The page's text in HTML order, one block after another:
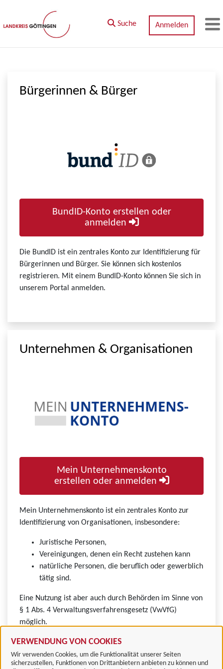
Zum Hauptinhalt springen
VERWENDUNG VON COOKIES
Wir verwenden Cookies, um die Funktionalität unserer Seiten
sicherzustellen, Funktionen von Drittanbietern anbieten zu können und
Suche Anmelden
Bürgerinnen & Bürger
BundID-Konto erstellen oder
anmelden
Die BundID ist ein zentrales Konto zur Identifizierung für
Bürgerinnen und Bürger. Sie können sich kostenlos
registrieren. Mit einem BundID-Konto können Sie sich in
unserem Portal anmelden.
Unternehmen & Organisationen
Mein Unternehmenskonto
erstellen oder anmelden
Mein Unternehmenskonto ist ein zentrales Konto zur
Identifizierung von Organisationen, insbesondere:
Juristische Personen,
Vereinigungen, denen ein Recht zustehen kann
natürliche Personen, die beruflich oder gewerblich
tätig sind.
Eine Nutzung ist aber auch durch Behörden im Sinne von
§ 1 Abs. 4 Verwaltungsverfahrensgesetz (VwVfG)
möglich.